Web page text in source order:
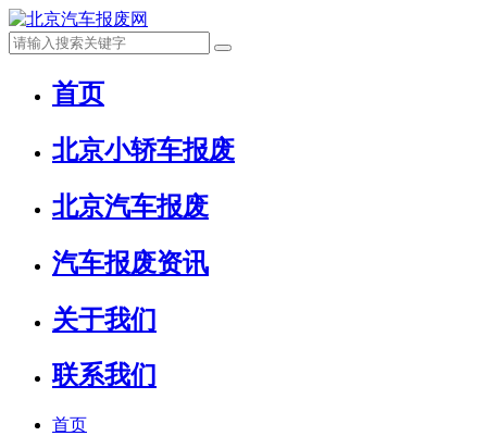
首页
北京小轿车报废
北京汽车报废
汽车报废资讯
关于我们
联系我们
首页